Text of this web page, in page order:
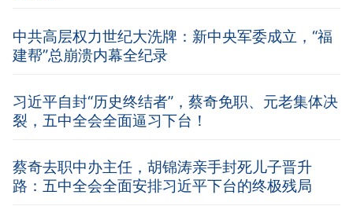
中共高层权力世纪大洗牌：新中央军委成立，“福
建帮”总崩溃内幕全纪录
习近平自封“历史终结者”，蔡奇免职、元老集体决
裂，五中全会全面逼习下台！
蔡奇去职中办主任，胡锦涛亲手封死儿子晋升
路：五中全会全面安排习近平下台的终极残局